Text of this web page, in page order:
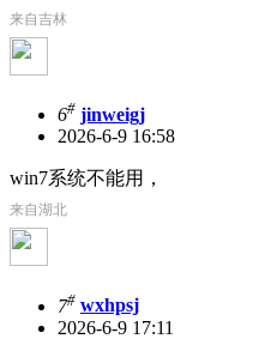
来自吉林
6# jinweigj
2026-6-9 16:58
win7系统不能用，
来自湖北
7# wxhpsj
2026-6-9 17:11